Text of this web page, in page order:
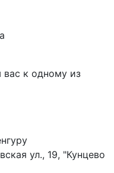
к одному из
ул., 19, "Кунцево